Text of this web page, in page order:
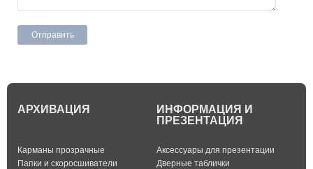
АРХИВАЦИЯ
Карманы прозрачные
Папки и скоросшиватели
ИНФОРМАЦИЯ И
ПРЕЗЕНТАЦИЯ
Аксессуары для презентации
Дверные таблички